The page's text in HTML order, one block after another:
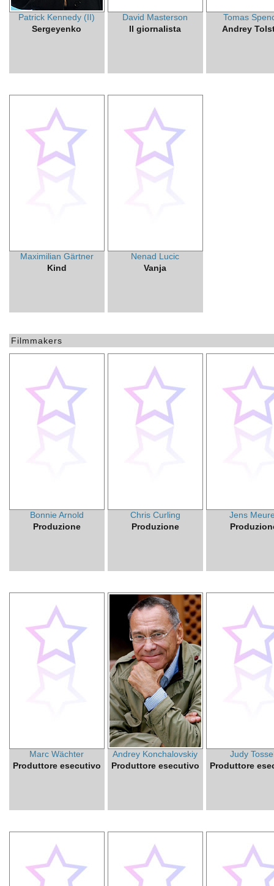
Patrick Kennedy (II)
Sergeyenko
David Masterson
Il giornalista
Tomas
Andrey
Maximilian Gärtner
Kind
Nenad Lucic
Vanja
Filmmakers
Bonnie Arnold
Produzione
Chris Curling
Produzione
Jens
Marc Wächter
Produttore esecutivo
Andrey Konchalovskiy
Produttore esecutivo
Judy
Produttore